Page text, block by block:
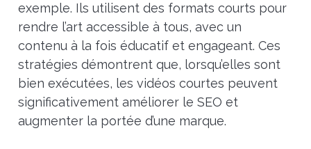
exemple. Ils utilisent des formats courts pour
rendre l’art accessible à tous, avec un
contenu à la fois éducatif et engageant. Ces
stratégies démontrent que, lorsqu’elles sont
bien exécutées, les vidéos courtes peuvent
significativement améliorer le SEO et
augmenter la portée d’une marque.